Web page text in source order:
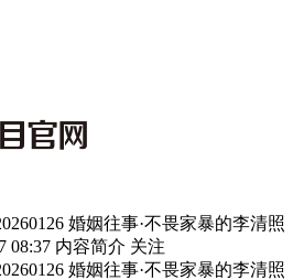
婚姻往事·不畏家暴的李清照
08:37 内容简介 关注
婚姻往事·不畏家暴的李清照